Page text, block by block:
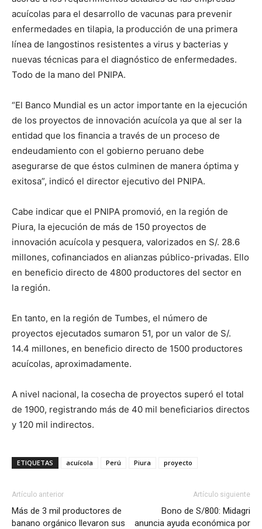
acuícolas para el desarrollo de vacunas para prevenir
enfermedades en tilapia, la producción de una primera
línea de langostinos resistentes a virus y bacterias y
nuevas técnicas para el diagnóstico de enfermedades.
Todo de la mano del PNIPA.
“El Banco Mundial es un actor importante en la ejecución
de los proyectos de innovación acuícola ya que al ser la
entidad que los financia a través de un proceso de
endeudamiento con el gobierno peruano debe
asegurarse de que éstos culminen de manera óptima y
exitosa”, indicó el director ejecutivo del PNIPA.
Cabe indicar que el PNIPA promovió, en la región de
Piura, la ejecución de más de 150 proyectos de
innovación acuícola y pesquera, valorizados en S/. 28.6
millones, cofinanciados en alianzas público-privadas. Ello
en beneficio directo de 4800 productores del sector en
la región.
En tanto, en la región de Tumbes, el número de
proyectos ejecutados sumaron 51, por un valor de S/.
14.4 millones, en beneficio directo de 1500 productores
acuícolas, aproximadamente.
A nivel nacional, la cosecha de proyectos superó el total
de 1900, registrando más de 40 mil beneficiarios directos
y 120 mil indirectos.
ETIQUETAS acuícola Perú Piura proyecto
Artículo anterior
Más de 3 mil productores de
banano orgánico llevaron sus
Artículo siguiente
Bono de S/800: Midagri
anuncia ayuda económica por